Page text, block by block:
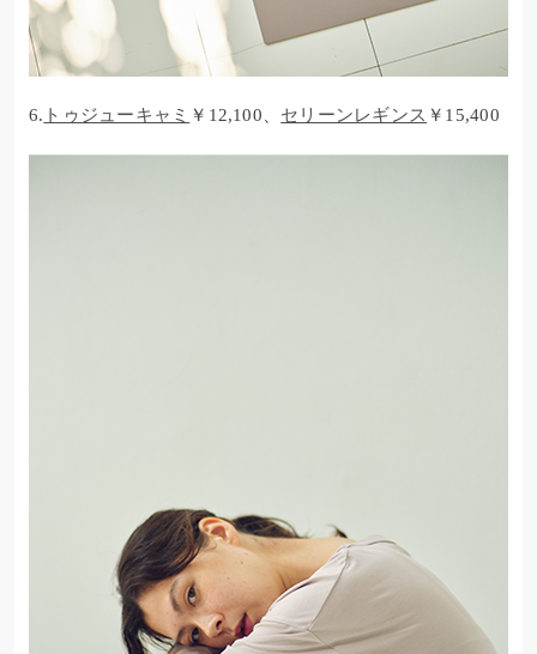
6. トゥジューキャミ ￥12,100、 セリーンレギンス ￥15,400